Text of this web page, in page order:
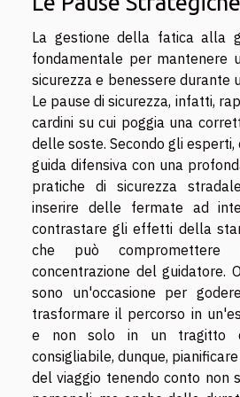
La gestione della fatica alla
fondamentale per mantenere
sicurezza e benessere durante
Le pause di sicurezza, infatti,
cardini su cui poggia una
delle soste. Secondo gli
guida difensiva con una
pratiche di sicurezza
inserire delle fermate ad
contrastare gli effetti della
che può
concentrazione del guidatore.
sono un'occasione per
trasformare il percorso in
e non solo in un tragitto
consigliabile, dunque,
del viaggio tenendo conto non